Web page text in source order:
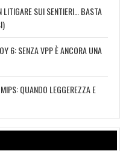
LITIGARE SUI SENTIERI… BASTA
6: SENZA VPP È ANCORA UNA
QUANDO LEGGEREZZA E